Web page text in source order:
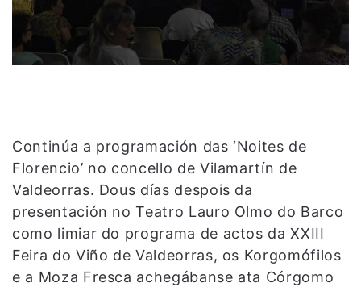
Continúa a programación das ‘Noites de
Florencio’ no concello de Vilamartín de
Valdeorras. Dous días despois da
presentación no Teatro Lauro Olmo do Barco
como limiar do programa de actos da XXIII
Feira do Viño de Valdeorras, os Korgomófilos
e a Moza Fresca achegábanse ata Córgomo